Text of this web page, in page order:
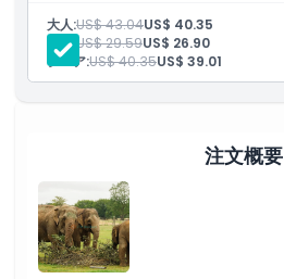
子供／大人ポリシー
キャンセルポリシー
大人:US$ 43.04US$ 40.35
子供: US$ 29.59US$ 26.90
シニア:US$ 40.35US$ 39.01
注文概要